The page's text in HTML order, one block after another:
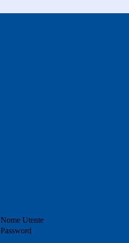
Nome Utente
Password